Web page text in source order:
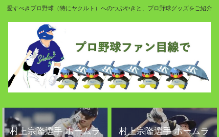
愛すべきプロ野球（特にヤクルト）へのつぶやきと、プロ野球グッズをご紹介
村上宗隆選手 ホームラ
村上宗隆選手 ホームラ